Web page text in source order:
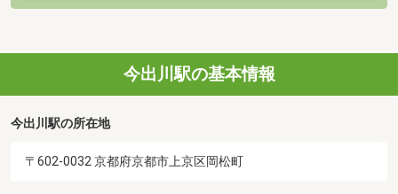
今出川駅の基本情報
今出川駅の所在地
〒602-0032 京都府京都市上京区岡松町